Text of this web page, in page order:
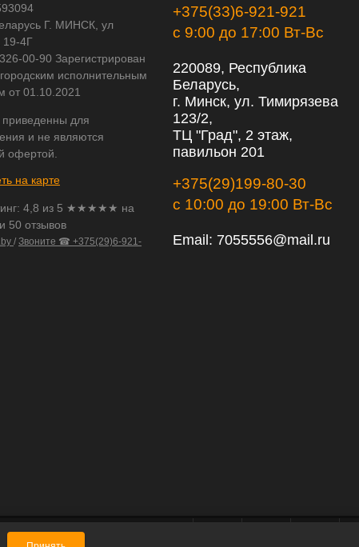
Г. МИНСК, ул
19-4Г
00-90 Зарегистрирован
исполнительным
от 01.10.2021
для
и не являются
офертой.
на карте
4,8 из 5 ★★★★★ на
50 отзывов
/ Звоните ☎ +375(29)6-921-
+375(33)6-921-921
с 9:00 до 17:00 Вт-Вс
220089, Республика
Беларусь,
г. Минск, ул. Тимирязева
123/2,
ТЦ "Град", 2 этаж,
павильон 201
+375(29)199-80-30
с 10:00 до 19:00 Вт-Вс
Email: 7055556@mail.ru